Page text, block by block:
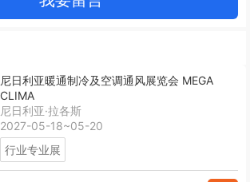
尼日利亚暖通制冷及空调通风展览会 MEGA
CLIMA
尼日利亚·拉各斯
2027-05-18~05-20
行业专业展